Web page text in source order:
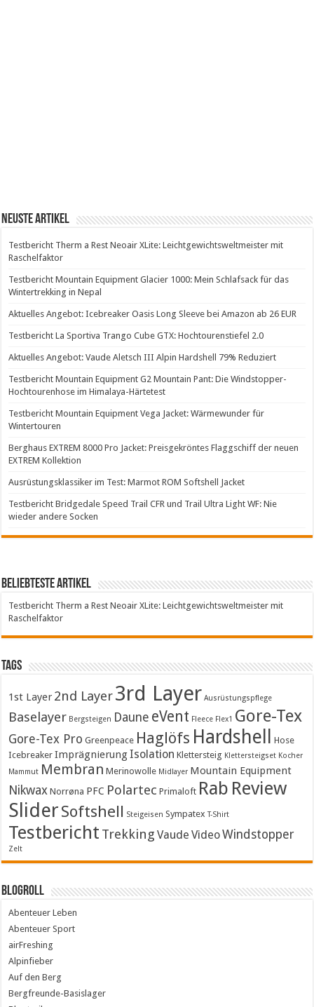
Neuste Artikel
Testbericht Therm a Rest Neoair XLite: Leichtgewichtsweltmeister mit
Raschelfaktor
Testbericht Mountain Equipment Glacier 1000: Mein Schlafsack für das
Wintertrekking in Nepal
Aktuelles Angebot: Icebreaker Oasis Long Sleeve bei Amazon ab 26 EUR
Testbericht La Sportiva Trango Cube GTX: Hochtourenstiefel 2.0
Aktuelles Angebot: Vaude Aletsch III Alpin Hardshell 79% Reduziert
Testbericht Mountain Equipment G2 Mountain Pant: Die Windstopper-
Hochtourenhose im Himalaya-Härtetest
Testbericht Mountain Equipment Vega Jacket: Wärmewunder für
Wintertouren
Berghaus EXTREM 8000 Pro Jacket: Preisgekröntes Flaggschiff der neuen
EXTREM Kollektion
Ausrüstungsklassiker im Test: Marmot ROM Softshell Jacket
Testbericht Bridgedale Speed Trail CFR und Trail Ultra Light WF: Nie
wieder andere Socken
Beliebteste Artikel
Testbericht Therm a Rest Neoair XLite: Leichtgewichtsweltmeister mit
Raschelfaktor
Tags
1st Layer 2nd Layer3rd Layer Ausrüstungspflege
Baselayer Bergsteigen Daune eVent Fleece Flex1 Gore-Tex
Gore-Tex Pro Greenpeace Haglöfs Hardshell
Hose
Icebreaker ImprägnierungIsolation Klettersteig Klettersteigset Kocher
Mammut Membran Merinowolle Midlayer Mountain Equipment
Nikwax Norrøna PFC Polartec Primaloft Rab Review
SliderSoftshell Steigeisen Sympatex T-Shirt
Testbericht Trekking Vaude VideoWindstopper
Zelt
Blogroll
Abenteuer Leben
Abenteuer Sport
airFreshing
Alpinfieber
Auf den Berg
Bergfreunde-Basislager